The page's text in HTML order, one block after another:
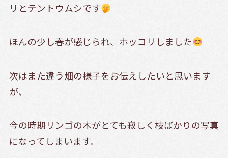
リとテントウムシです
ほんの少し春が感じられ、ホッコリしました
次はまた違う畑の様子をお伝えしたいと思います
が、
今の時期リンゴの木がとても寂しく枝ばかりの写真
になってしまいます。